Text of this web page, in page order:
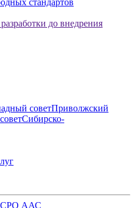
стандартов
до внедрения
советПриволжский
Сибирско-
СРО ААС